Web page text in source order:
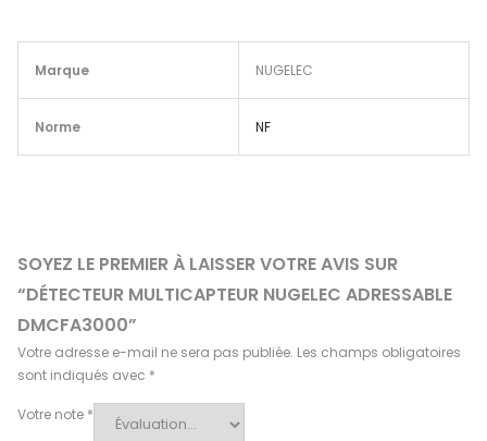
Marque NUGELEC
Norme NF
SOYEZ LE PREMIER À LAISSER VOTRE AVIS SUR
“DÉTECTEUR MULTICAPTEUR NUGELEC ADRESSABLE
DMCFA3000”
Votre adresse e-mail ne sera pas publiée. Les champs obligatoires
sont indiqués avec *
Votre note *